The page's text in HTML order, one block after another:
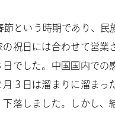
という時期であり、民
祝日には合わせて営業
でした。中国国内での
３日は溜まりに溜まっ
落しました。しかし、